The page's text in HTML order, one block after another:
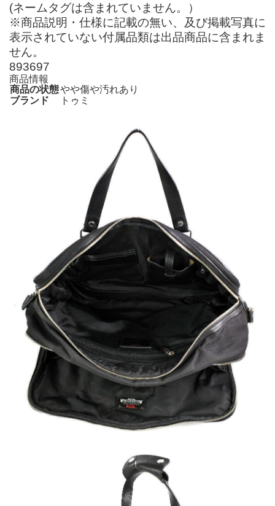
(ネームタグは含まれていません。）
※商品説明・仕様に記載の無い、及び掲載写真に
表示されていない付属品類は出品商品に含まれま
せん。
893697
商品情報
商品の状態やや傷や汚れあり
ブランド
トゥミ